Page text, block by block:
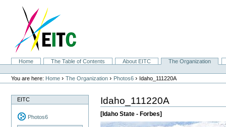
navigation
SectionsHome The Table of Contents About EITC
The Organization
Personal
tools
You are here: Home ›The Organization › Photos6 › Idaho_111220A
EITC
Photos6
Idaho_111220A
[Idaho State - Forbes]